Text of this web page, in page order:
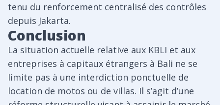
tenu du renforcement centralisé des contrôles
depuis Jakarta.
Conclusion
La situation actuelle relative aux KBLI et aux
entreprises à capitaux étrangers à Bali ne se
limite pas à une interdiction ponctuelle de
location de motos ou de villas. Il s’agit d’une